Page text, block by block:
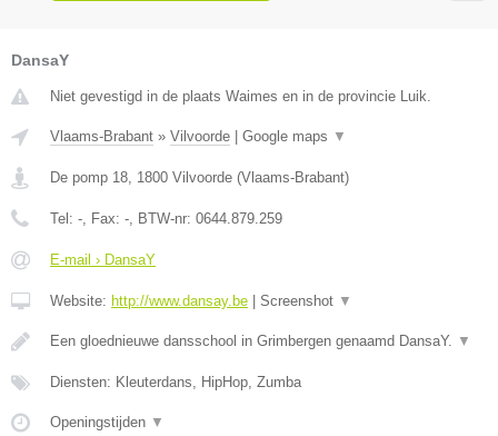
DansaY
Niet gevestigd in de plaats Waimes en in de provincie Luik.
Vlaams-Brabant » Vilvoorde | Google maps ▼
De pomp 18 1800 Vilvoorde (Vlaams-Brabant)
Tel: - , Fax: - , BTW-nr: 0644.879.259
E-mail › DansaY
Website: http://www.dansay.be | Screenshot ▼
Een gloednieuwe dansschool in Grimbergen genaamd DansaY. ▼
Diensten: Kleuterdans, HipHop, Zumba
Openingstijden ▼